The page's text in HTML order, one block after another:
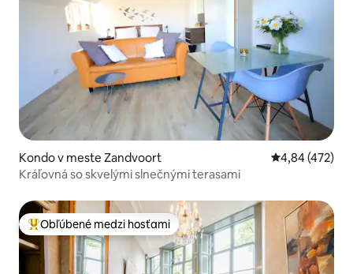
Kondo v meste Zandvoort Priemerné
4,84 (472)
Kráľovná so skvelými slnečnými terasami
Najobľúbenejšie medzi hosťami
Obľúbené medzi hosťami